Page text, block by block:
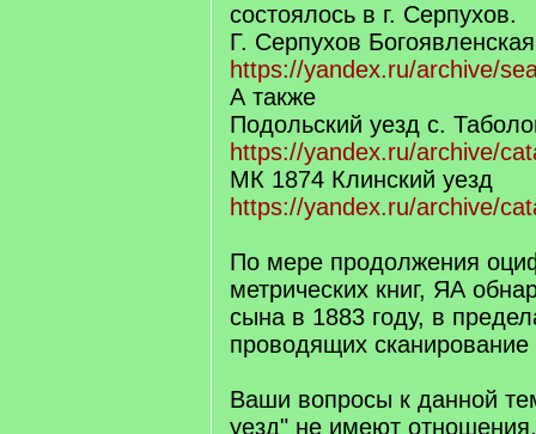
состоялось в г. Серпухов.
Г. Серпухов
https://yandex.ru/archive/
А также
Подольский уезд с.
https://yandex.ru/archive/
МК 1874 Клинский уезд
https://yandex.ru/archive/
По мере продолжения
метрических книг, ЯА
сына в 1883 году, в
проводящих
Ваши вопросы к данной
уезд" не имеют